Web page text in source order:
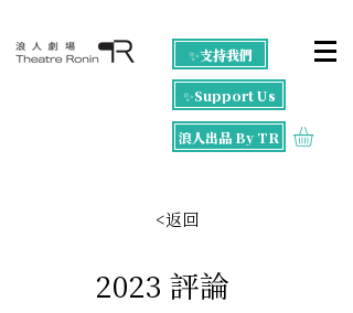
✨支持我們
✨Support Us
浪人出品 By TR
<返回
2023 評論